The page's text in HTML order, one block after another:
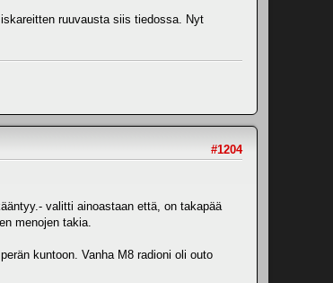
ruuvausta siis tiedossa. Nyt
#1204
valitti ainoastaan että, on takapää
menojen takia.
kuntoon. Vanha M8 radioni oli outo